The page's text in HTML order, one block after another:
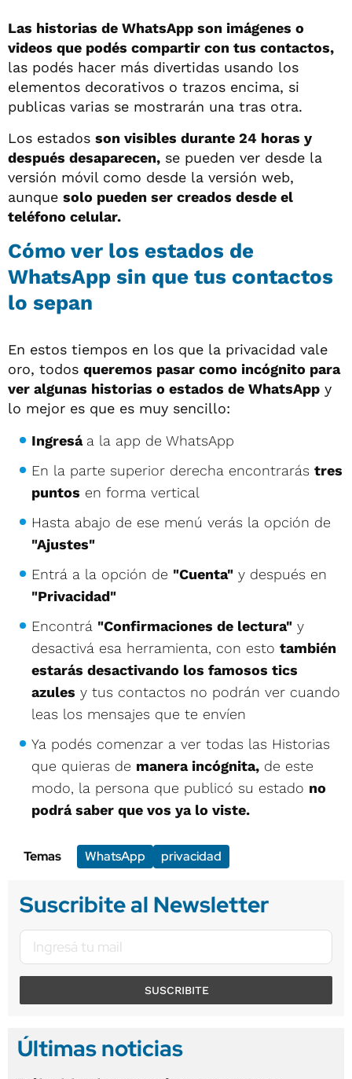
Las historias de WhatsApp son imágenes o
videos que podés compartir con tus contactos,
las podés hacer más divertidas usando los
elementos decorativos o trazos encima, si
publicas varias se mostrarán una tras otra.
Los estados son visibles durante 24 horas y
después desaparecen, se pueden ver desde la
versión móvil como desde la versión web,
aunque solo pueden ser creados desde el
teléfono celular.
Cómo ver los estados de
WhatsApp sin que tus contactos
lo sepan
En estos tiempos en los que la privacidad vale
oro, todos queremos pasar como incógnito para
ver algunas historias o estados de WhatsApp y
lo mejor es que es muy sencillo:
Ingresá a la app de WhatsApp
En la parte superior derecha encontrarás tres
puntos en forma vertical
Hasta abajo de ese menú verás la opción de
"Ajustes"
Entrá a la opción de "Cuenta" y después en
"Privacidad"
Encontrá "Confirmaciones de lectura" y
desactivá esa herramienta, con esto también
estarás desactivando los famosos tics
azules y tus contactos no podrán ver cuando
leas los mensajes que te envíen
Ya podés comenzar a ver todas las Historias
que quieras de manera incógnita, de este
modo, la persona que publicó su estado no
podrá saber que vos ya lo viste.
Temas WhatsApp privacidad
Suscribite al Newsletter
SUSCRIBITE
Últimas noticias